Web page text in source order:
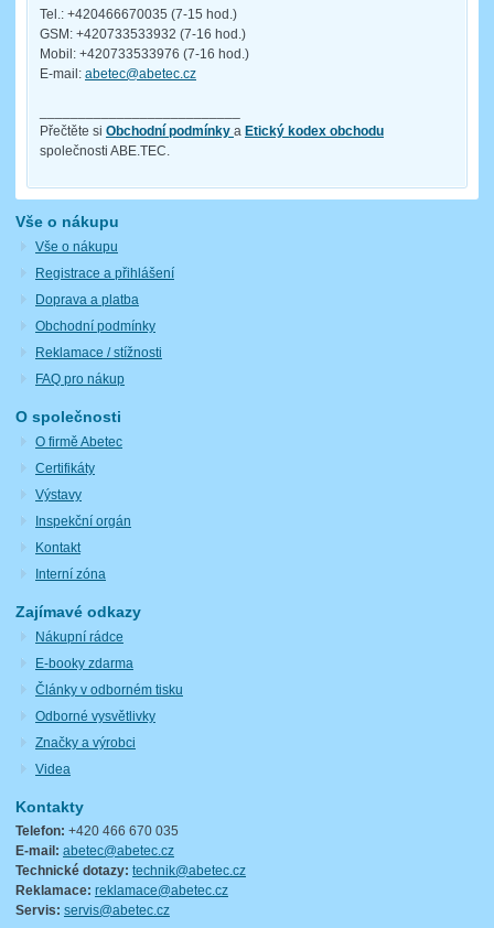
Tel.: +420466670035 (7-15 hod.)
GSM: +420733533932 (7-16 hod.)
Mobil: +420733533976 (7-16 hod.)
E-mail: abetec@abetec.cz
Přečtěte si Obchodní podmínky a Etický kodex obchodu
společnosti ABE.TEC.
Vše o nákupu
Vše o nákupu
Registrace a přihlášení
Doprava a platba
Obchodní podmínky
Reklamace / stížnosti
FAQ pro nákup
O společnosti
O firmě Abetec
Certifikáty
Výstavy
Inspekční orgán
Kontakt
Interní zóna
Zajímavé odkazy
Nákupní rádce
E-booky zdarma
Články v odborném tisku
Odborné vysvětlivky
Značky a výrobci
Videa
Kontakty
Telefon: +420 466 670 035
E-mail: abetec@abetec.cz
Technické dotazy: technik@abetec.cz
Reklamace: reklamace@abetec.cz
Servis: servis@abetec.cz